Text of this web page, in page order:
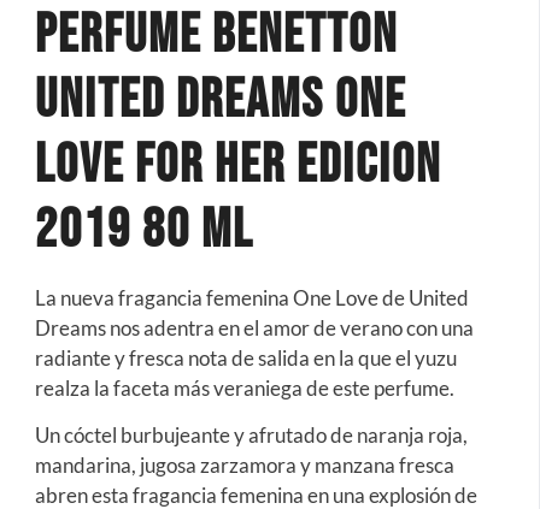
Perfume Benetton
United Dreams One
Love For Her Edicion
2019 80 Ml
La nueva fragancia femenina One Love de United
Dreams nos adentra en el amor de verano con una
radiante y fresca nota de salida en la que el yuzu
realza la faceta más veraniega de este perfume.
Un cóctel burbujeante y afrutado de naranja roja,
mandarina, jugosa zarzamora y manzana fresca
abren esta fragancia femenina en una explosión de